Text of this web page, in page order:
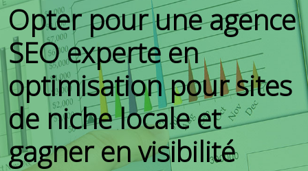
Opter pour une agence
SEO experte en
optimisation pour sites
de niche locale et
gagner en visibilité